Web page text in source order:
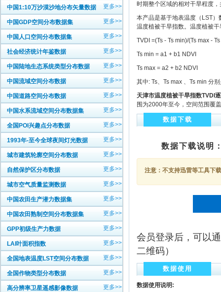
中国1:10万沙漠沙地分布矢量数据 更多>>
中国GDP空间分布数据集 更多>>
中国人口空间分布数据集 更多>>
社会经济统计年鉴数据 更多>>
中国陆地生态系统类型分布数据 更多>>
中国流域空间分布数据 更多>>
中国道路空间分布数据 更多>>
中国水系流域空间分布数据集 更多>>
全国POI兴趣点分布数据 更多>>
1993年-至今全球夜间灯光数据 更多>>
城市建筑轮廓空间分布数据 更多>>
自然保护区分布数据 更多>>
城市空气质量监测数据 更多>>
中国农田生产潜力数据集 更多>>
中国农田熟制空间分布数据集 更多>>
GPP初级生产力数据 更多>>
LAI叶面积指数 更多>>
全国地表温度LST空间分布数据 更多>>
全国作物类型分布数据 更多>>
高分辨率卫星遥感影像数据 更多>>
时期整个区域的相对干旱程度
本产品是基于地表温度（LST
温度植被干旱指数。温度植被
TVDI =(Ts - Ts min)/(Ts max -
Ts min = a1 + b1 NDVI
Ts max = a2 + b2 NDVI
其中: Ts、Ts max 、Ts min 分
天津市温度植被干旱指数TVDI
围为2000年至今，空间范围覆
数据下载
数据下载说明
注意：不支持迅雷等工具下
会员登录后，可以
二维码）
数据使用
数据使用说明: